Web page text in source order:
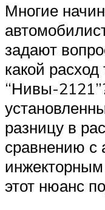
Многие
задают
какой
“Нивы-
разницу в
сравнению с
этот нюанс